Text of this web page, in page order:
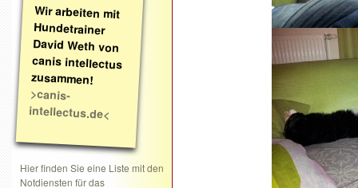
Wir arbeiten mit
Hundetrainer
David Weth von
canis intellectus
zusammen!
>canis-
intellectus.de<
Hier finden Sie eine Liste mit den
Notdiensten für das